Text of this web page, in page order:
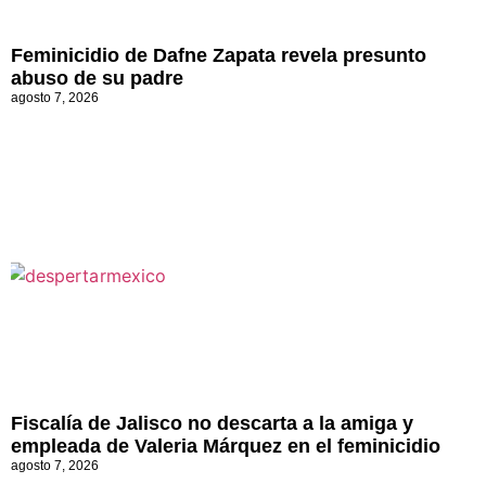
Feminicidio de Dafne Zapata revela presunto
abuso de su padre
agosto 7, 2026
Fiscalía de Jalisco no descarta a la amiga y
empleada de Valeria Márquez en el feminicidio
agosto 7, 2026